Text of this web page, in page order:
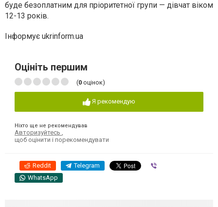
буде безоплатним для пріоритетної групи — дівчат віком
12-13 років.
Інформує ukrinform.ua
Оцініть першим
(0 оцінок)
Я рекомендую
Ніхто ще не рекомендував
Авторизуйтесь ,
щоб оцінити і порекомендувати
Reddit Telegram
WhatsApp